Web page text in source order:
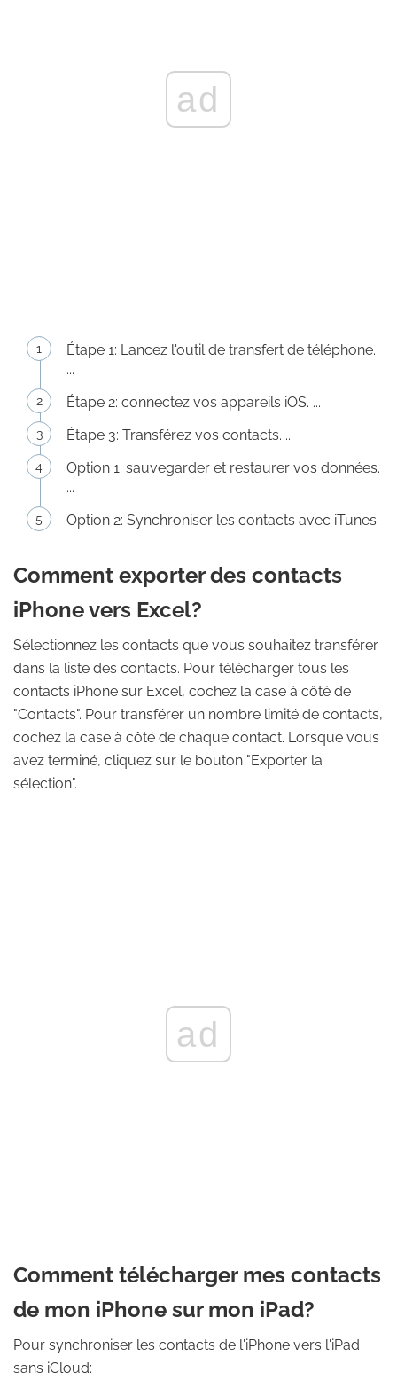
ad
Étape 1: Lancez l'outil de transfert de téléphone.
...
Étape 2: connectez vos appareils iOS. ...
Étape 3: Transférez vos contacts. ...
Option 1: sauvegarder et restaurer vos données.
...
Option 2: Synchroniser les contacts avec iTunes.
Comment exporter des contacts
iPhone vers Excel?
Sélectionnez les contacts que vous souhaitez transférer
dans la liste des contacts. Pour télécharger tous les
contacts iPhone sur Excel, cochez la case à côté de
"Contacts". Pour transférer un nombre limité de contacts,
cochez la case à côté de chaque contact. Lorsque vous
avez terminé, cliquez sur le bouton "Exporter la
sélection".
ad
Comment télécharger mes contacts
de mon iPhone sur mon iPad?
Pour synchroniser les contacts de l'iPhone vers l'iPad
sans iCloud: